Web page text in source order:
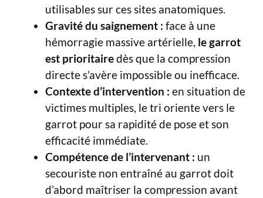
utilisables sur ces sites anatomiques.
Gravité du saignement : face à une
hémorragie massive artérielle, le garrot
est prioritairedès que la compression
directe s’avère impossible ou inefficace.
Contexte d’intervention : en situation de
victimes multiples, le tri oriente vers le
garrot pour sa rapidité de pose et son
efficacité immédiate.
Compétence de l’intervenant : un
secouriste non entraîné au garrot doit
d’abord maîtriser la compression avant